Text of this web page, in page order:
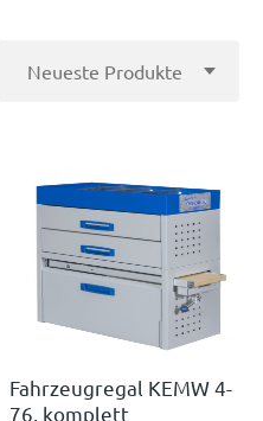
Fahrzeugregal KEMW 4-
76, komplett